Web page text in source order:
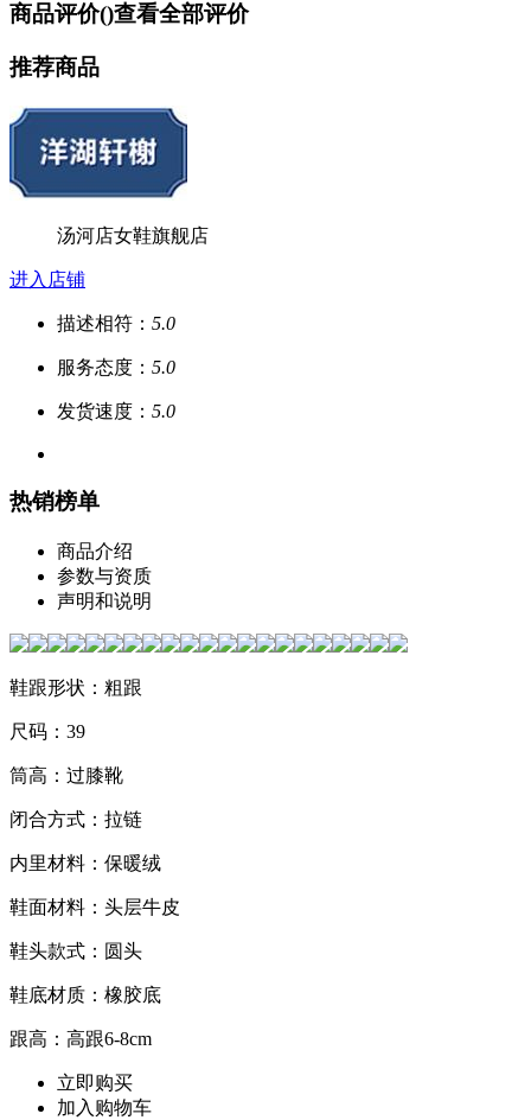
商品评价()查看全部评价
推荐商品
汤河店女鞋旗舰店
进入店铺
描述相符： 5.0
服务态度： 5.0
发货速度： 5.0
热销榜单
商品介绍
参数与资质
声明和说明
鞋跟形状：粗跟
尺码：39
筒高：过膝靴
闭合方式：拉链
内里材料：保暖绒
鞋面材料：头层牛皮
鞋头款式：圆头
鞋底材质：橡胶底
跟高：高跟6-8cm
立即购买
加入购物车